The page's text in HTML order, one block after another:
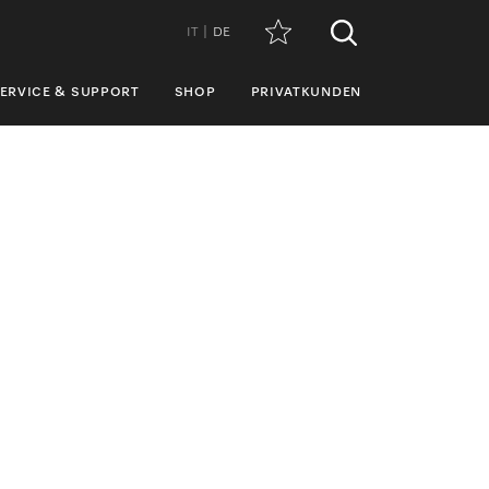
IT DE
& SUPPORT SHOP PRIVATKUNDEN